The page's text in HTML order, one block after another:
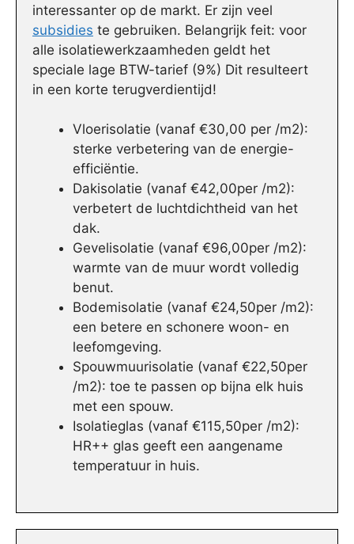
interessanter op de markt. Er zijn veel
subsidies te gebruiken. Belangrijk feit: voor
alle isolatiewerkzaamheden geldt het
speciale lage BTW-tarief (9%) Dit resulteert
in een korte terugverdientijd!
Vloerisolatie (vanaf €30,00 per /m2):
sterke verbetering van de energie-
efficiëntie.
Dakisolatie (vanaf €42,00per /m2):
verbetert de luchtdichtheid van het
dak.
Gevelisolatie (vanaf €96,00per /m2):
warmte van de muur wordt volledig
benut.
Bodemisolatie (vanaf €24,50per /m2):
een betere en schonere woon- en
leefomgeving.
Spouwmuurisolatie (vanaf €22,50per
/m2): toe te passen op bijna elk huis
met een spouw.
Isolatieglas (vanaf €115,50per /m2):
HR++ glas geeft een aangename
temperatuur in huis.